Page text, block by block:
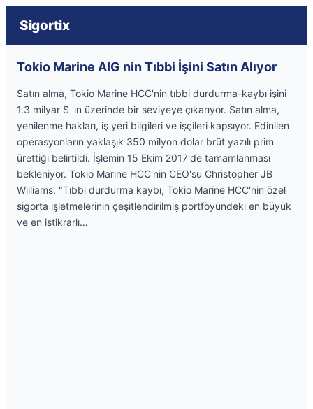
Sigortix
Tokio Marine AIG nin Tıbbi İşini Satın Alıyor
Satın alma, Tokio Marine HCC'nin tıbbi durdurma-kaybı işini
1.3 milyar $ 'ın üzerinde bir seviyeye çıkarıyor. Satın alma,
yenilenme hakları, iş yeri bilgileri ve işçileri kapsıyor. Edinilen
operasyonların yaklaşık 350 milyon dolar brüt yazılı prim
ürettiği belirtildi. İşlemin 15 Ekim 2017'de tamamlanması
bekleniyor. Tokio Marine HCC'nin CEO'su Christopher JB
Williams, "Tıbbi durdurma kaybı, Tokio Marine HCC'nin özel
sigorta işletmelerinin çeşitlendirilmiş portföyündeki en büyük
ve en istikrarlı…